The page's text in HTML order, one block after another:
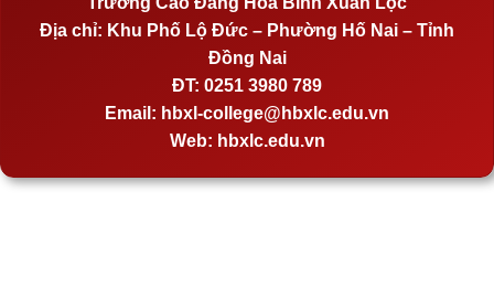
Địa chỉ: Khu Phố Lộ Đức – Phường Hố Nai – Tỉnh
Đồng Nai
ĐT: 0251 3980 789
Email: hbxl-college@hbxlc.edu.vn
Web: hbxlc.edu.vn